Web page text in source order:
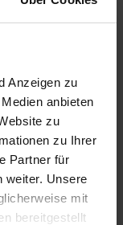
Anzeigen zu
anbieten
zu
zu Ihrer
Partner für
weiter. Unsere
mit
bereitgestellt
benötigen
von
die
Ihre
oder
keinen der
hier eine
und